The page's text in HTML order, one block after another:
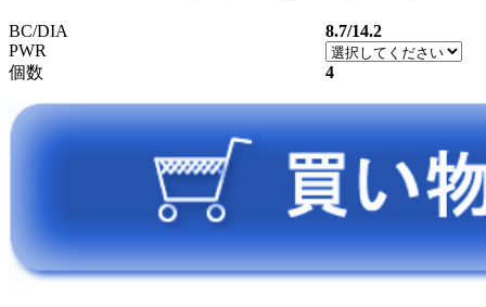
BC/DIA
8.7/14.2
PWR
個数
4